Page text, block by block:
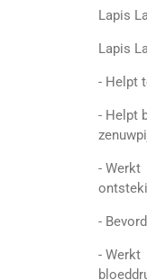
Lapis
Lapis
- Helpt
- Helpt
- Werkt
-
- Werkt